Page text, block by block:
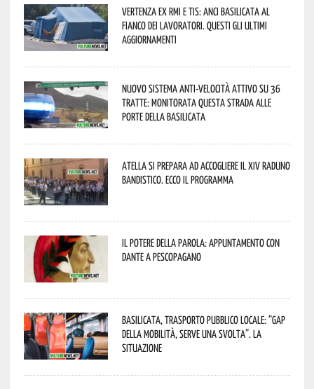
Vertenza ex RMI e TIS: ANCI Basilicata al
fianco dei lavoratori. Questi gli ultimi
aggiornamenti
Nuovo sistema anti-velocità attivo su 36
tratte: monitorata questa strada alle
porte della Basilicata
Atella si prepara ad accogliere il XIV Raduno
Bandistico. Ecco il programma
Il Potere della parola: appuntamento con
Dante a Pescopagano
Basilicata, trasporto pubblico locale: “Gap
della mobilità, serve una svolta”. La
situazione